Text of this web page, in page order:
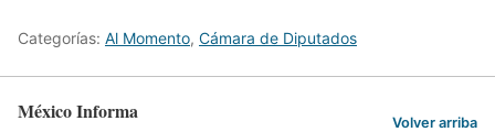
Categorías: Al Momento, Cámara de Diputados
México Informa Volver arriba